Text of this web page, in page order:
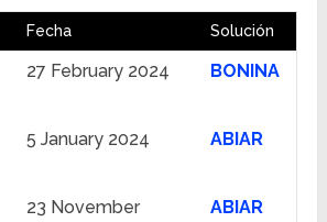
Fecha Solución
27 February 2024 BONINA
5 January 2024 ABIAR
23 November
ABIAR